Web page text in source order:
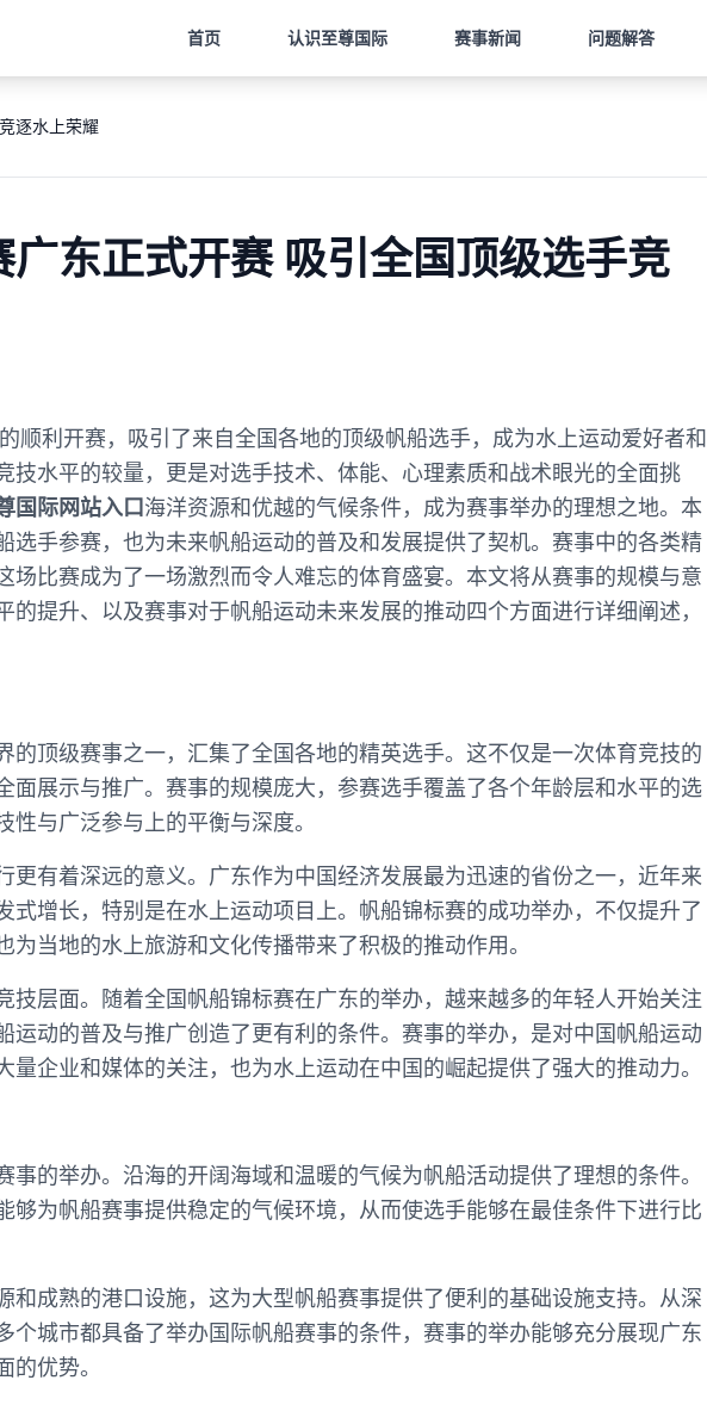
首页 认识至尊国际 赛事新闻 问题解答
逐水上荣耀
东正式开赛 吸引全国顶级选手竞
顺利开赛，吸引了来自全国各地的顶级帆船选手，成为水上运动爱好者和
技水平的较量，更是对选手技术、体能、心理素质和战术眼光的全面挑
国际网站入口海洋资源和优越的气候条件，成为赛事举办的理想之地。本
选手参赛，也为未来帆船运动的普及和发展提供了契机。赛事中的各类精
场比赛成为了一场激烈而令人难忘的体育盛宴。本文将从赛事的规模与意
的提升、以及赛事对于帆船运动未来发展的推动四个方面进行详细阐述，
的顶级赛事之一，汇集了全国各地的精英选手。这不仅是一次体育竞技的
面展示与推广。赛事的规模庞大，参赛选手覆盖了各个年龄层和水平的选
与广泛参与上的平衡与深度。
更有着深远的意义。广东作为中国经济发展最为迅速的省份之一，近年来
式增长，特别是在水上运动项目上。帆船锦标赛的成功举办，不仅提升了
当地的水上旅游和文化传播带来了积极的推动作用。
技层面。随着全国帆船锦标赛在广东的举办，越来越多的年轻人开始关注
运动的普及与推广创造了更有利的条件。赛事的举办，是对中国帆船运动
企业和媒体的关注，也为水上运动在中国的崛起提供了强大的推动力。
事的举办。沿海的开阔海域和温暖的气候为帆船活动提供了理想的条件。
够为帆船赛事提供稳定的气候环境，从而使选手能够在最佳条件下进行比
和成熟的港口设施，这为大型帆船赛事提供了便利的基础设施支持。从深
个城市都具备了举办国际帆船赛事的条件，赛事的举办能够充分展现广东
优势。